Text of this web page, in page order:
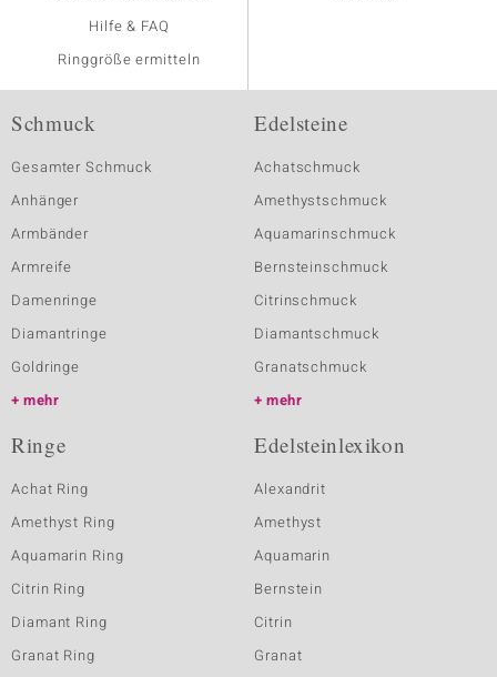
Hilfe & FAQ
Ringgröße ermitteln
Schmuck
Gesamter Schmuck
Anhänger
Armbänder
Armreife
Damenringe
Diamantringe
Goldringe
mehr
Edelsteine
Achatschmuck
Amethystschmuck
Aquamarinschmuck
Bernsteinschmuck
Citrinschmuck
Diamantschmuck
Granatschmuck
mehr
Ringe
Achat Ring
Amethyst Ring
Aquamarin Ring
Citrin Ring
Diamant Ring
Granat Ring
Edelsteinlexikon
Alexandrit
Amethyst
Aquamarin
Bernstein
Citrin
Granat